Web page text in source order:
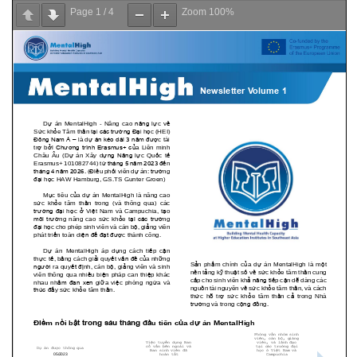
Page 1 / 4 Zoom 100%